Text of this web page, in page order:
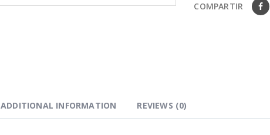
COMPARTIR
ADDITIONAL INFORMATION REVIEWS (0)